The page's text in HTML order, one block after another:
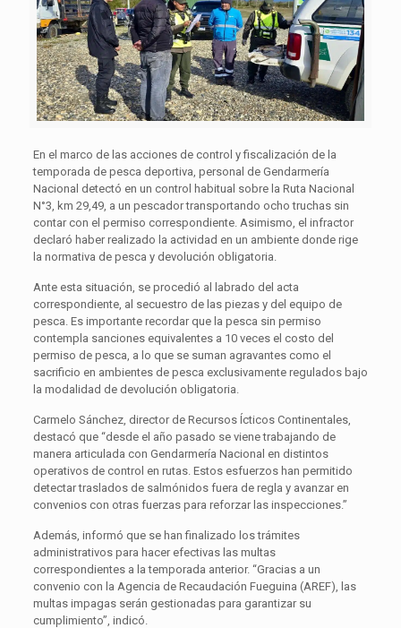
En el marco de las acciones de control y fiscalización de la
temporada de pesca deportiva, personal de Gendarmería
Nacional detectó en un control habitual sobre la Ruta Nacional
N°3, km 29,49, a un pescador transportando ocho truchas sin
contar con el permiso correspondiente. Asimismo, el infractor
declaró haber realizado la actividad en un ambiente donde rige
la normativa de pesca y devolución obligatoria.
Ante esta situación, se procedió al labrado del acta
correspondiente, al secuestro de las piezas y del equipo de
pesca. Es importante recordar que la pesca sin permiso
contempla sanciones equivalentes a 10 veces el costo del
permiso de pesca, a lo que se suman agravantes como el
sacrificio en ambientes de pesca exclusivamente regulados bajo
la modalidad de devolución obligatoria.
Carmelo Sánchez, director de Recursos Ícticos Continentales,
destacó que “desde el año pasado se viene trabajando de
manera articulada con Gendarmería Nacional en distintos
operativos de control en rutas. Estos esfuerzos han permitido
detectar traslados de salmónidos fuera de regla y avanzar en
convenios con otras fuerzas para reforzar las inspecciones.”
Además, informó que se han finalizado los trámites
administrativos para hacer efectivas las multas
correspondientes a la temporada anterior. “Gracias a un
convenio con la Agencia de Recaudación Fueguina (AREF), las
multas impagas serán gestionadas para garantizar su
cumplimiento”, indicó.